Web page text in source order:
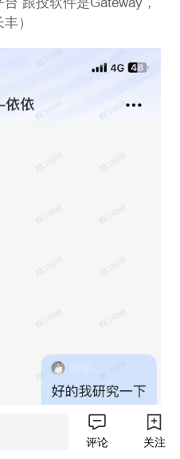
）
评论 关注